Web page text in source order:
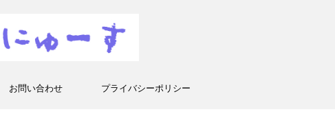
お問い合わせ プライバシーポリシー